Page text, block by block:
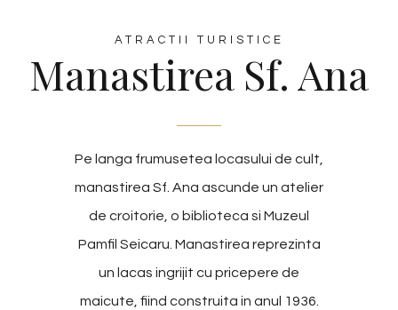
ATRACTII TURISTICE
Manastirea Sf. Ana
Pe langa frumusetea locasului de cult,
manastirea Sf. Ana ascunde un atelier
de croitorie, o biblioteca si Muzeul
Pamfil Seicaru. Manastirea reprezinta
un lacas ingrijit cu pricepere de
maicute, fiind construita in anul 1936.